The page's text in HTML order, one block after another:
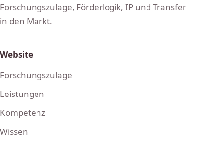
Forschungszulage, Förderlogik, IP und Transfer
in den Markt.
Website
Forschungszulage
Leistungen
Kompetenz
Wissen